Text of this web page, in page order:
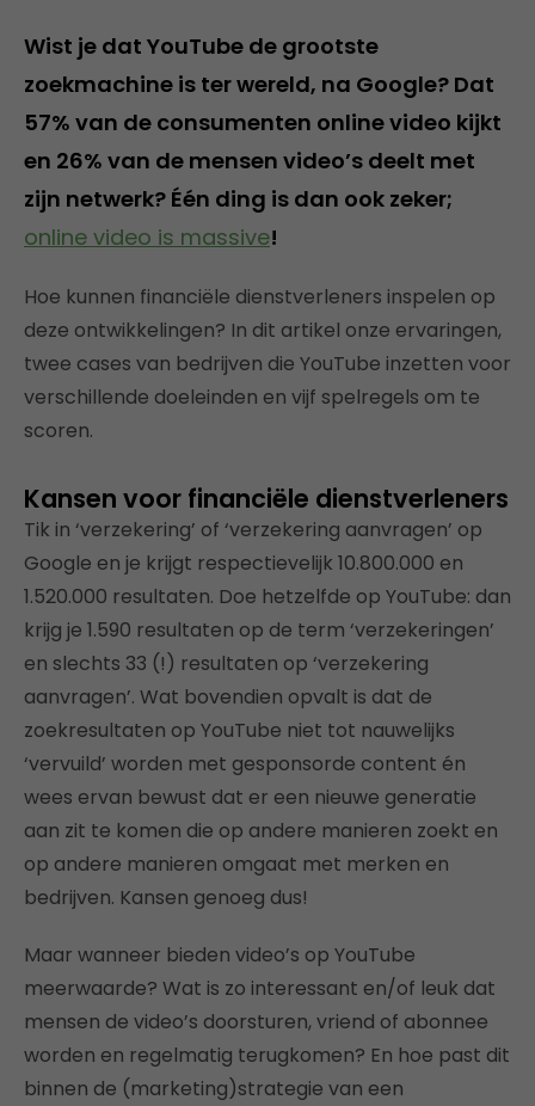
Wist je dat YouTube de grootste
zoekmachine is ter wereld, na Google? Dat
57% van de consumenten online video kijkt
en 26% van de mensen video’s deelt met
zijn netwerk? Één ding is dan ook zeker;
online video is massive!
Hoe kunnen financiële dienstverleners inspelen op
deze ontwikkelingen? In dit artikel onze ervaringen,
twee cases van bedrijven die YouTube inzetten voor
verschillende doeleinden en vijf spelregels om te
scoren.
Kansen voor financiële dienstverleners
Tik in ‘verzekering’ of ‘verzekering aanvragen’ op
Google en je krijgt respectievelijk 10.800.000 en
1.520.000 resultaten. Doe hetzelfde op YouTube: dan
krijg je 1.590 resultaten op de term ‘verzekeringen’
en slechts 33 (!) resultaten op ‘verzekering
aanvragen’. Wat bovendien opvalt is dat de
zoekresultaten op YouTube niet tot nauwelijks
‘vervuild’ worden met gesponsorde content én
wees ervan bewust dat er een nieuwe generatie
aan zit te komen die op andere manieren zoekt en
op andere manieren omgaat met merken en
bedrijven. Kansen genoeg dus!
Maar wanneer bieden video’s op YouTube
meerwaarde? Wat is zo interessant en/of leuk dat
mensen de video’s doorsturen, vriend of abonnee
worden en regelmatig terugkomen? En hoe past dit
binnen de (marketing)strategie van een